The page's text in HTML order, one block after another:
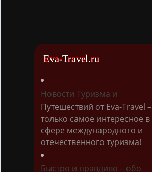
Eva-Travel.ru
Новости Туризма и
Путешествий от Eva-Travel –
только самое интересное в
сфере международного и
отечественного туризма!
Быстро и правдиво – обо